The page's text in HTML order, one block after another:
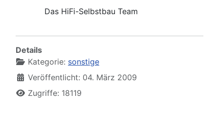
Das HiFi-Selbstbau Team
Details
Kategorie: sonstige
Veröffentlicht: 04. März 2009
Zugriffe: 18119